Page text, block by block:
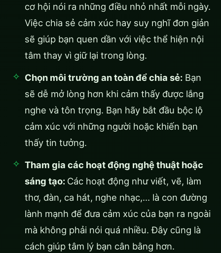
cơ hội nói ra những điều nhỏ nhất mỗi ngày.
Việc chia sẻ cảm xúc hay suy nghĩ đơn giản
sẽ giúp bạn quen dần với việc thể hiện nội
tâm thay vì giữ lại trong lòng.
Chọn môi trường an toàn để chia sẻ: Bạn
sẽ dễ mở lòng hơn khi cảm thấy được lắng
nghe và tôn trọng. Bạn hãy bắt đầu bộc lộ
cảm xúc với những người hoặc khiến bạn
thấy tin tưởng.
Tham gia các hoạt động nghệ thuật hoặc
sáng tạo: Các hoạt động như viết, vẽ, làm
thơ, đàn, ca hát, nghe nhạc,… là con đường
lành mạnh để đưa cảm xúc của bạn ra ngoài
mà không phải nói quá nhiều. Đây cũng là
cách giúp tâm lý bạn cân bằng hơn.